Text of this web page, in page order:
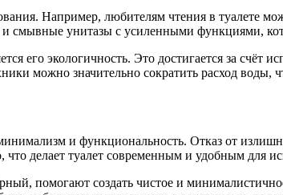
Например, любителям чтения в туалете
смывные унитазы с усиленными функциями,
его экологичность. Это достигается за счёт
можно значительно сократить расход воды,
и функциональность. Отказ от
делает туалет современным и удобным для
помогают создать чистое и